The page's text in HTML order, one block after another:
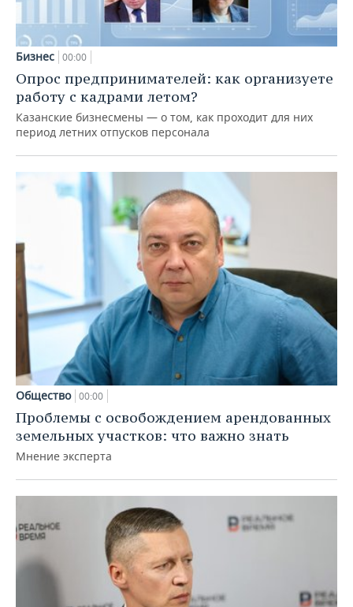
Бизнес 00:00
Опрос предпринимателей: как организуете
работу с кадрами летом?
Казанские бизнесмены — о том, как проходит для них
период летних отпусков персонала
Общество 00:00
Проблемы с освобождением арендованных
земельных участков: что важно знать
Мнение эксперта